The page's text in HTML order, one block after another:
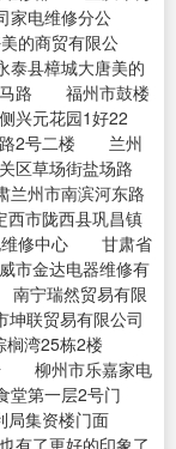
电维修分公
商贸有限公
县樟城大唐美的
马路 福州市鼓楼
兴元花园1好22
2号二楼 兰州
区草场街盐场路
州市南滨河东路
市陇西县巩昌镇
维修中心 甘肃省
市金达电器维修有
宁瑞然贸易有限
联贸易有限公司
榈湾25栋2楼
柳州市乐嘉家电
第一层2号门
局集资楼门面